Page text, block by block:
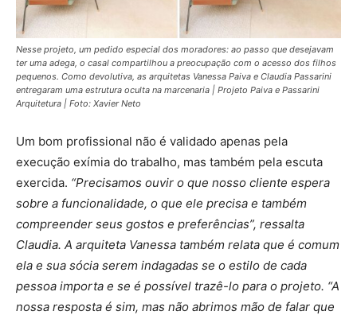
Nesse projeto, um pedido especial dos moradores: ao passo que desejavam
ter uma adega, o casal compartilhou a preocupação com o acesso dos filhos
pequenos. Como devolutiva, as arquitetas Vanessa Paiva e Claudia Passarini
entregaram uma estrutura oculta na marcenaria | Projeto Paiva e Passarini
Arquitetura | Foto: Xavier Neto
Um bom profissional não é validado apenas pela
execução exímia do trabalho, mas também pela escuta
exercida. “Precisamos ouvir o que nosso cliente espera
sobre a funcionalidade, o que ele precisa e também
compreender seus gostos e preferências”, ressalta
Claudia. A arquiteta Vanessa também relata que é comum
ela e sua sócia serem indagadas se o estilo de cada
pessoa importa e se é possível trazê-lo para o projeto. “A
nossa resposta é sim, mas não abrimos mão de falar que